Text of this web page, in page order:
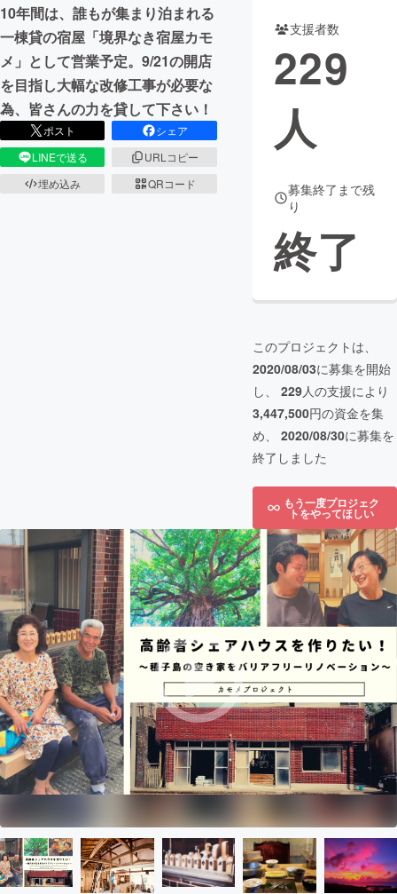
10年間は、誰もが集まり泊まれる
一棟貸の宿屋「境界なき宿屋カモ
メ」として営業予定。9/21の開店
を目指し大幅な改修工事が必要な
為、皆さんの力を貸して下さい！
ポスト
シェア
LINEで送る
URLコピー
埋め込み
QRコード
支援者数
229
人
募集終了まで残
り
終了
このプロジェクトは、
2020/08/03に募集を開始
し、 229人の支援により
3,447,500円の資金を集
め、 2020/08/30に募集を
終了しました
もう一度プロジェク
トをやってほしい